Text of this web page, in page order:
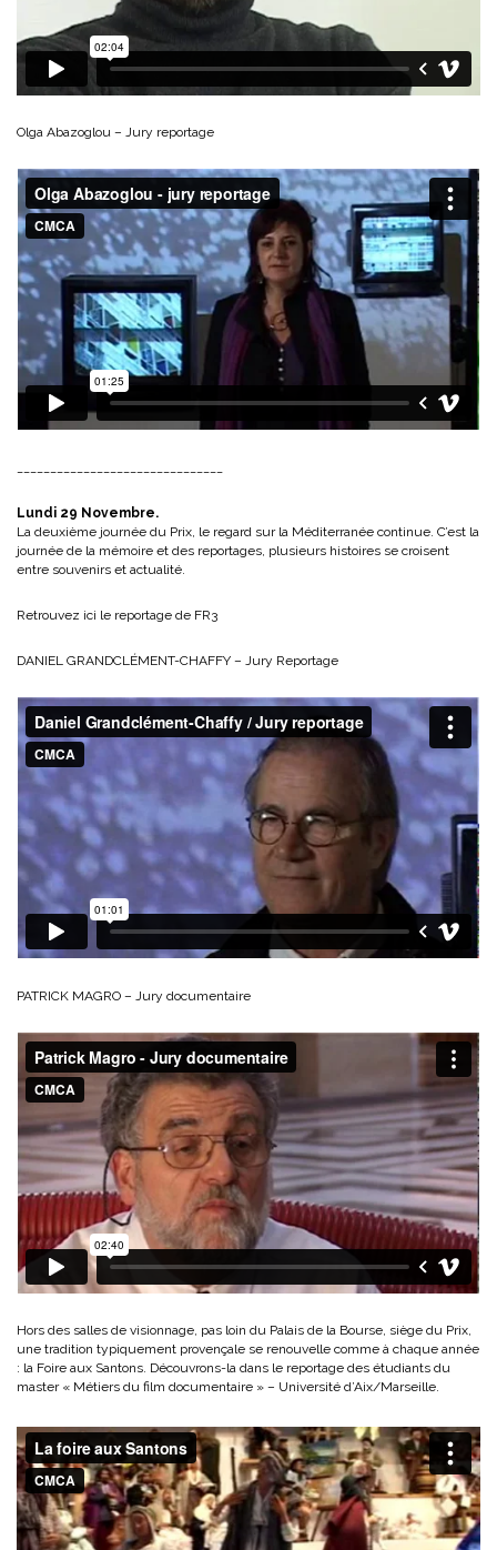
Olga Abazoglou – Jury reportage
Lundi 29 Novembre.
La deuxième journée du Prix, le regard sur la Méditerranée continue. C’est la
journée de la mémoire et des reportages, plusieurs histoires se croisent
entre souvenirs et actualité.
Retrouvez ici le reportage de FR3
DANIEL GRANDCLÉMENT-CHAFFY – Jury Reportage
PATRICK MAGRO – Jury documentaire
Hors des salles de visionnage, pas loin du Palais de la Bourse, siège du Prix,
une tradition typiquement provençale se renouvelle comme à chaque année
: la Foire aux Santons. Découvrons-la dans le reportage des étudiants du
master « Métiers du film documentaire » – Université d’Aix/Marseille.